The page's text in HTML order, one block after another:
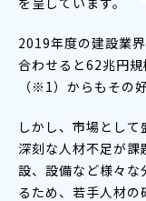
2019年度の建設業
合わせると62兆円
（※1）からもその
しかし、市場とし
深刻な人材不足が課
設、設備など様々な
るため、若手人材